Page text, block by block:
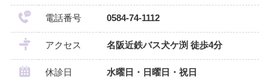
電話番号 0584-74-1112
アクセス 名阪近鉄バス犬ケ渕 徒歩4分
休診日 水曜日・日曜日・祝日